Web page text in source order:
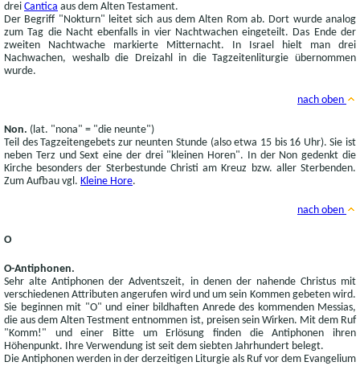
drei Cantica aus dem Alten Testament.
Der Begriff "Nokturn" leitet sich aus dem Alten Rom ab. Dort wurde analog
zum Tag die Nacht ebenfalls in vier Nachtwachen eingeteilt. Das Ende der
zweiten Nachtwache markierte Mitternacht. In Israel hielt man drei
Nachwachen, weshalb die Dreizahl in die Tagzeitenliturgie übernommen
wurde.
nach oben
Non. (lat. "nona" = "die neunte")
Teil des Tagzeitengebets zur neunten Stunde (also etwa 15 bis 16 Uhr). Sie ist
neben Terz und Sext eine der drei "kleinen Horen". In der Non gedenkt die
Kirche besonders der Sterbestunde Christi am Kreuz bzw. aller Sterbenden.
Zum Aufbau vgl. Kleine Hore.
nach oben
O
O-Antiphonen.
Sehr alte Antiphonen der Adventszeit, in denen der nahende Christus mit
verschiedenen Attributen angerufen wird und um sein Kommen gebeten wird.
Sie beginnen mit "O" und einer bildhaften Anrede des kommenden Messias,
die aus dem Alten Testment entnommen ist, preisen sein Wirken. Mit dem Ruf
"Komm!" und einer Bitte um Erlösung finden die Antiphonen ihren
Höhenpunkt. Ihre Verwendung ist seit dem siebten Jahrhundert belegt.
Die Antiphonen werden in der derzeitigen Liturgie als Ruf vor dem Evangelium